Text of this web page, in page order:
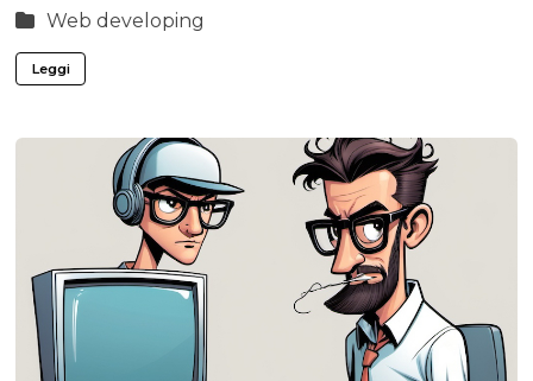
Web developing
Leggi